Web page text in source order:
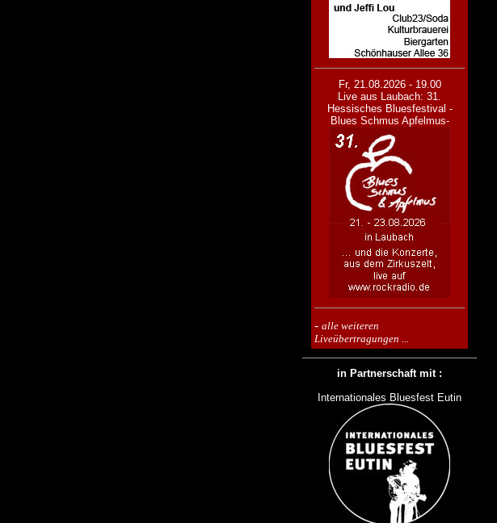
Fr, 21.08.2026 - 19.00
Live aus Laubach: 31.
Hessisches Bluesfestival -
Blues Schmus Apfelmus-
- alle weiteren
Liveübertragungen ...
in Partnerschaft mit :
Internationales Bluesfest Eutin